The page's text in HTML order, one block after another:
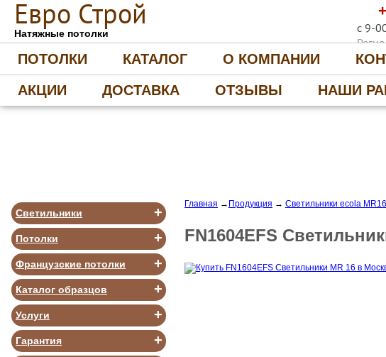
Евро Строй
Натяжные потолки
с 9-
ПОТОЛКИ КАТАЛОГ О КОМПАНИИ
АКЦИИ
ДОСТАВКА ОТЗЫВЫ НАШИ
Светильники +
Потолки +
Французские потолки +
Каталог образцов +
Услуги +
Гарантия +
Главная → Продукция → Светильники ecola MR16
FN1604EFS